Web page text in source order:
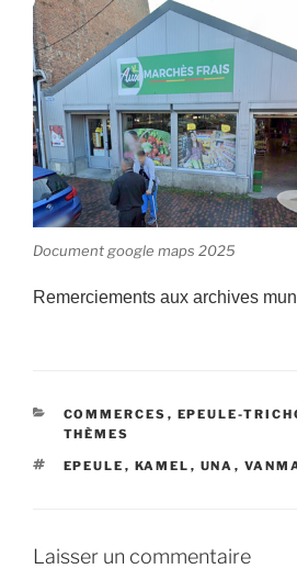
Document google maps 2025
Remerciements aux archives
CATÉGORIES
COMMERCES , EPEULE-
THÈMES
ÉTIQUETTES
EPEULE , KAMEL , UNA ,
Laisser un commentaire